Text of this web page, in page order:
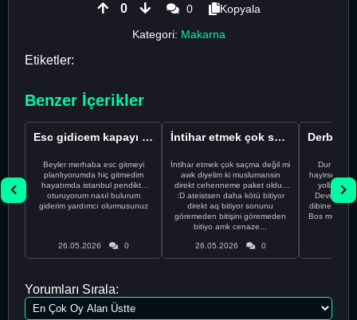
0 0
Kopyala
Kategori: Makarna
Etiketler:
Benzer İçerikler
Esc gidicem kapayı koydum
Beyler merhaba esc gitmeyi
planlıyorumda hiç gitmedim
hayatımda istanbul pendikte
oturuyorum nasıl bulurum
giderim yardımcı olurmusunuz
26.05.2026 0
İntihar etmek çok saçma değil mi
İntihar etmek çok saçma değil mi
awk diyelim ki muslumansin
direkt cehenneme paket oldun
:D ateistsen daha kötü bitiyor
direkt aq bitiyor sonunu
göremeden bitişini göremeden
bitiyo amk cenaze...
26.05.2026 0
Dur
hayirsever
yolla
Devrim abi
dibine
Bos
Yorumları Sırala: